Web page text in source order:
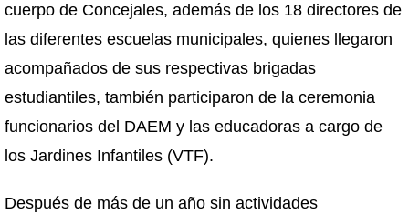
cuerpo de Concejales, además de los 18 directores de
las diferentes escuelas municipales, quienes llegaron
acompañados de sus respectivas brigadas
estudiantiles, también participaron de la ceremonia
funcionarios del DAEM y las educadoras a cargo de
los Jardines Infantiles (VTF).
Después de más de un año sin actividades